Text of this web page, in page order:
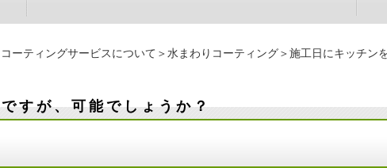
コーティングサービスについて ＞水まわりコーティング＞施工日にキッチン
すが、可能でしょうか？